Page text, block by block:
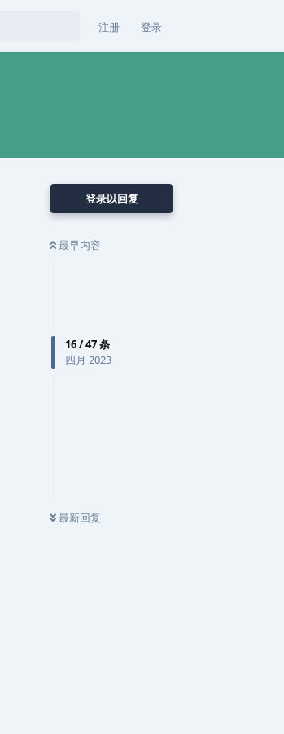
注册 登录
登录以回复
最早内容
16/47条
四月 2023
最新回复